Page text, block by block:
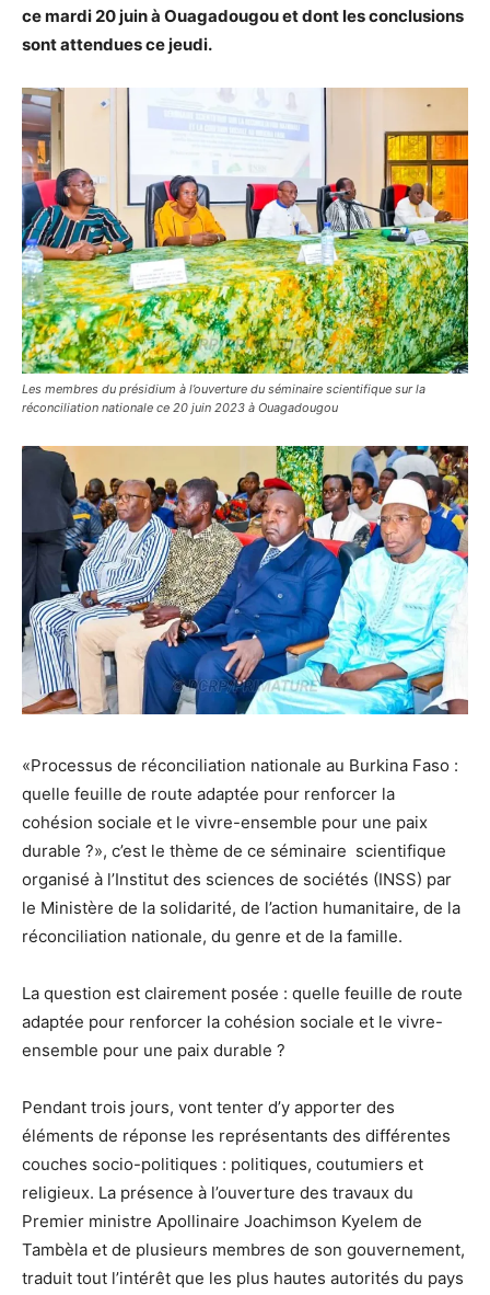
ce mardi 20 juin à Ouagadougou et dont les conclusions
sont attendues ce jeudi.
Les membres du présidium à l’ouverture du séminaire scientifique sur la
réconciliation nationale ce 20 juin 2023 à Ouagadougou
«Processus de réconciliation nationale au Burkina Faso :
quelle feuille de route adaptée pour renforcer la
cohésion sociale et le vivre-ensemble pour une paix
durable ?», c’est le thème de ce séminaire scientifique
organisé à l’Institut des sciences de sociétés (INSS) par
le Ministère de la solidarité, de l’action humanitaire, de la
réconciliation nationale, du genre et de la famille.
La question est clairement posée : quelle feuille de route
adaptée pour renforcer la cohésion sociale et le vivre-
ensemble pour une paix durable ?
Pendant trois jours, vont tenter d’y apporter des
éléments de réponse les représentants des différentes
couches socio-politiques : politiques, coutumiers et
religieux. La présence à l’ouverture des travaux du
Premier ministre Apollinaire Joachimson Kyelem de
Tambèla et de plusieurs membres de son gouvernement,
traduit tout l’intérêt que les plus hautes autorités du pays